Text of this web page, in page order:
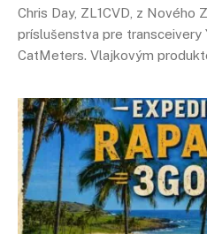
Chris Day, ZL1CVD, z Nového
príslušenstva pre transceivery
CatMeters. Vlajkovým